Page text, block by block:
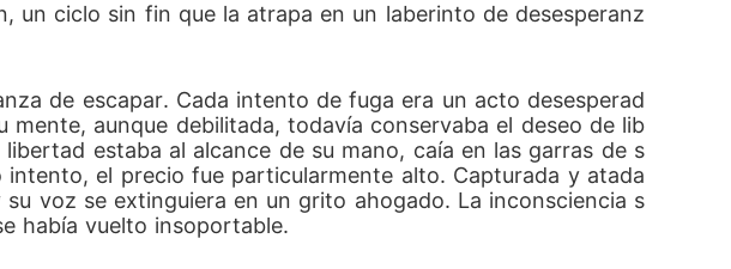
un ciclo sin fin que la atrapa en un laberinto de desesperanz
de escapar. Cada intento de fuga era un acto desesperad
aunque debilitada, todavía conservaba el deseo de lib
estaba al alcance de su mano, caía en las garras de s
el precio fue particularmente alto. Capturada y atada
voz se extinguiera en un grito ahogado. La inconsciencia s
había vuelto insoportable.